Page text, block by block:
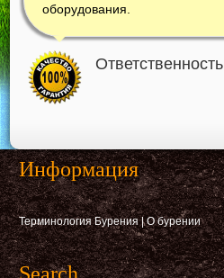
оборудования.
Ответственность
Информация
Терминология Бурения|О бурении